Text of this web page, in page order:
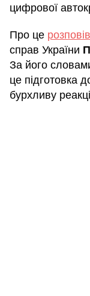
цифрової
Про це розповів
справ України
За його
це підготовка
бурхливу